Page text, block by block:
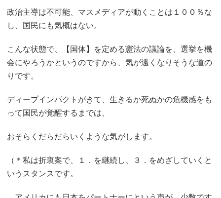
政治主導は不可能、マスメディアが動くことは１００％な
し、国民にも気概はない。
こんな状態で、【国体】を定める憲法の議論を、選挙を機
会にやろうかというのですから、気が遠くなりそうな道の
りです。
ディープインパクトがきて、生きるか死ぬかの危機感をも
って国民が覚醒するまでは、
おそらくだらだらいくような気がします。
（＊私は折衷案で、１．を継続し、３．をめざしていくと
いうスタンスです。